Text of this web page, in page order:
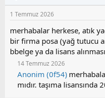
1 Temmuz 2026
merhabalar herkese, atık
bir firma posa (yağ tutucu
bbelge ya da lisans
14 Temmuz 2026
Anonim (0f54)
mıdır. taşıma lisansında